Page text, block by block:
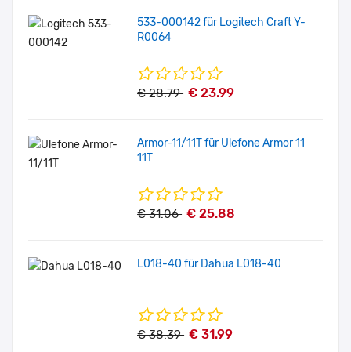
533-000142 für Logitech Craft Y-
R0064
€ 28.79 € 23.99
Armor-11/11T für Ulefone Armor 11
11T
€ 31.06 € 25.88
L018-40 für Dahua L018-40
€ 38.39 € 31.99